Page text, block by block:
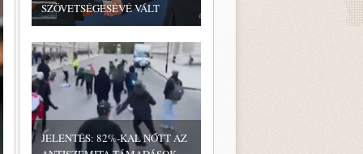
SZÖVETSÉGESÉVÉ VÁLT
JELENTÉS: 82%-KAL NŐTT AZ